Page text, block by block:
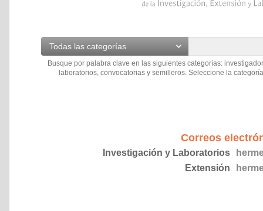
Todas las categorías
Busque por palabra clave en las siguientes categorías:
laboratorios, convocatorias y semilleros. Seleccione la
Correos
Investigación y Laboratorios
Extensión